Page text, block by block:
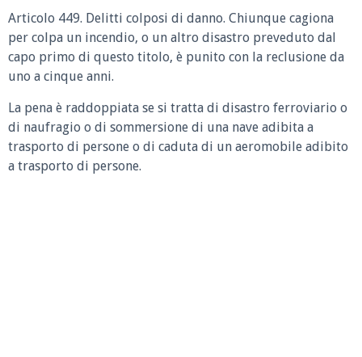
Articolo 449. Delitti colposi di danno. Chiunque cagiona
per colpa un incendio, o un altro disastro preveduto dal
capo primo di questo titolo, è punito con la reclusione da
uno a cinque anni.
La pena è raddoppiata se si tratta di disastro ferroviario o
di naufragio o di sommersione di una nave adibita a
trasporto di persone o di caduta di un aeromobile adibito
a trasporto di persone.